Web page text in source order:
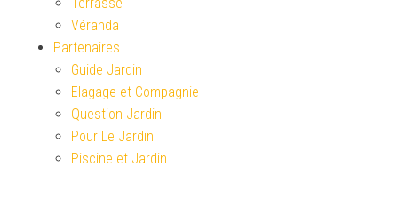
Terrasse
Véranda
Partenaires
Guide Jardin
Elagage et Compagnie
Question Jardin
Pour Le Jardin
Piscine et Jardin